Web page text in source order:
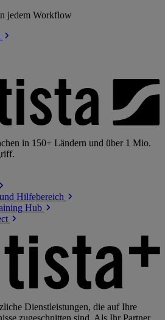
jedem Workflow
in 150+ Ländern und über 1 Mio.
Hilfebereich
Hub
Dienstleistungen, die auf Ihre
zugeschnitten sind. Als Ihr Partner